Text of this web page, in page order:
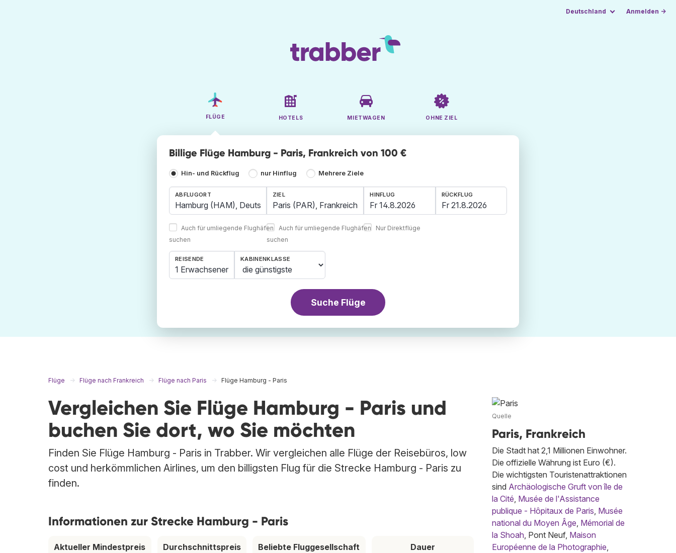
Deutschland Anmelden →
FLÜGE HOTELS MIETWAGEN OHNE ZIEL
Billige Flüge Hamburg - Paris, Frankreich von 100 €
Hin- und Rückflug nur Hinflug Mehrere Ziele
ABFLUGORT
Auch für umliegende Flughäfen
suchen
ZIEL
Auch für umliegende Flughäfen
suchen
HINFLUG RÜCKFLUG
Nur Direktflüge
REISENDE
1 Erwachsener
KABINENKLASSE
Suche Flüge
Flüge Flüge nach Frankreich Flüge nach Paris Flüge Hamburg - Paris
Vergleichen Sie Flüge Hamburg - Paris und
buchen Sie dort, wo Sie möchten
Finden Sie Flüge Hamburg - Paris in Trabber. Wir vergleichen alle Flüge der Reisebüros, low
cost und herkömmlichen Airlines, um den billigsten Flug für die Strecke Hamburg - Paris zu
finden.
Informationen zur Strecke Hamburg - Paris
Aktueller Mindestpreis
Durchschnittspreis
Beliebte Fluggesellschaft
Dauer
Quelle
Paris, Frankreich
Die Stadt hat 2,1 Millionen Einwohner.
Die offizielle Währung ist Euro (€).
Die wichtigsten Touristenattraktionen
sind Archäologische Gruft von île de
la Cité, Musée de l'Assistance
publique - Hôpitaux de Paris, Musée
national du Moyen Âge, Mémorial de
la Shoah, Pont Neuf, Maison
Européenne de la Photographie,